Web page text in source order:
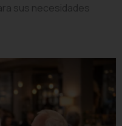
sus necesidades